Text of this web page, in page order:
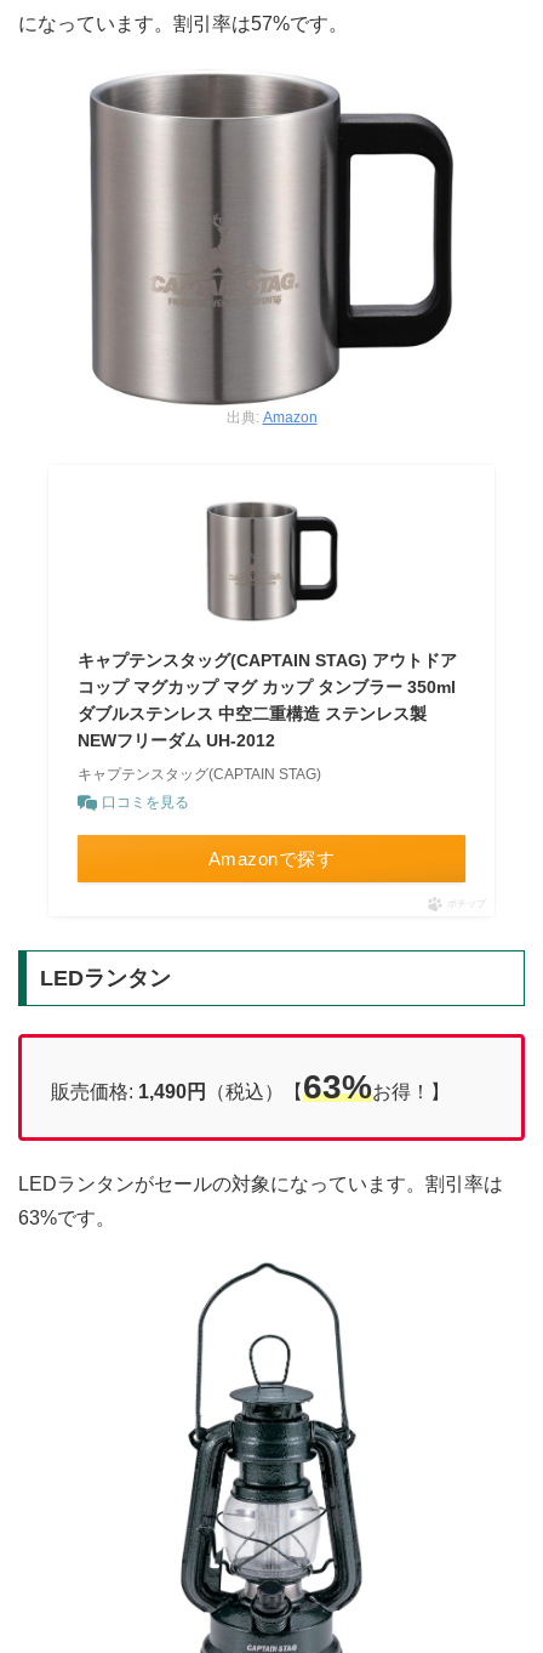
になっています。割引率は57%です。
出典: Amazon
キャプテンスタッグ(CAPTAIN STAG) アウトドア
コップ マグカップ マグ カップ タンブラー 350ml
ダブルステンレス 中空二重構造 ステンレス製
NEWフリーダム UH-2012
キャプテンスタッグ(CAPTAIN STAG)
口コミを見る
Amazonで探す
ポチップ
LEDランタン
販売価格: 1,490円 （税込）【63%お得！】
LEDランタンがセールの対象になっています。割引率は
63%です。